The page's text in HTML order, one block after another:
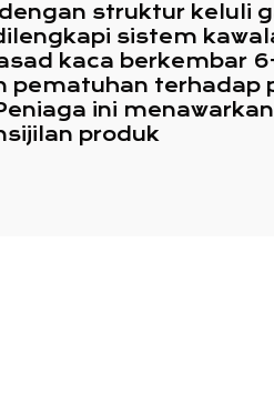
struktur keluli
sistem
kaca berkembar
pematuhan terhadap
ini
produk